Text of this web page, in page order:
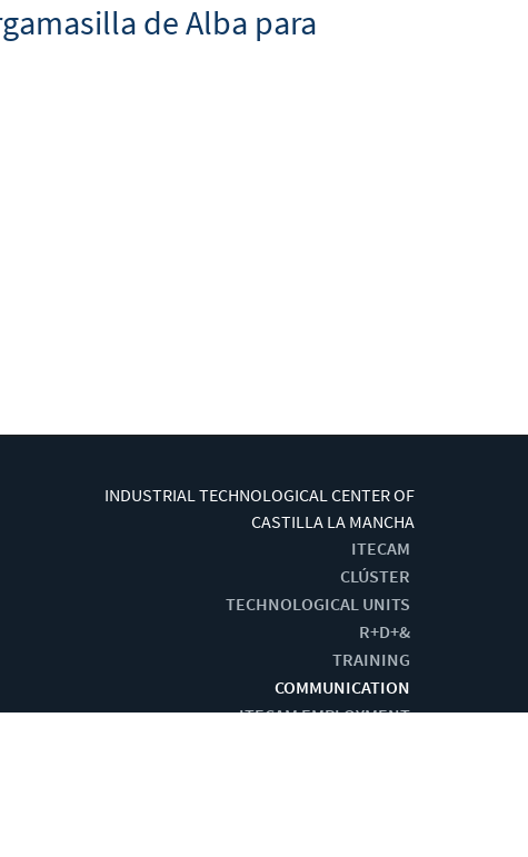
de Alba para
INDUSTRIAL TECHNOLOGICAL CENTER OF
CASTILLA LA MANCHA
ITECAM
CLÚSTER
TECHNOLOGICAL UNITS
R+D+&
TRAINING
COMMUNICATION
ITECAM EMPLOYMENT